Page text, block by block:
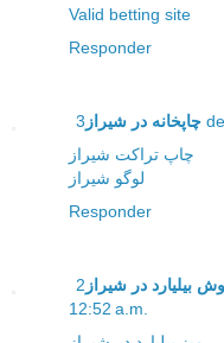
Valid betting site
Responder
چاپخانه در شیراز 3
چاپ تراکت شیراز
لوگو شیراز
Responder
بیلیارد در شیراز 2 de mayo de 2021 a las
12:52 a.m.